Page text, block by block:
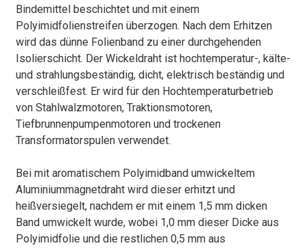
Bindemittel beschichtet und mit einem
Polyimidfolienstreifen überzogen. Nach dem Erhitzen
wird das dünne Folienband zu einer durchgehenden
Isolierschicht. Der Wickeldraht ist hochtemperatur-, kälte-
und strahlungsbeständig, dicht, elektrisch beständig und
verschleißfest. Er wird für den Hochtemperaturbetrieb
von Stahlwalzmotoren, Traktionsmotoren,
Tiefbrunnenpumpenmotoren und trockenen
Transformatorspulen verwendet.
Bei mit aromatischem Polyimidband umwickeltem
Aluminiummagnetdraht wird dieser erhitzt und
heißversiegelt, nachdem er mit einem 1,5 mm dicken
Band umwickelt wurde, wobei 1,0 mm dieser Dicke aus
Polyimidfolie und die restlichen 0,5 mm aus